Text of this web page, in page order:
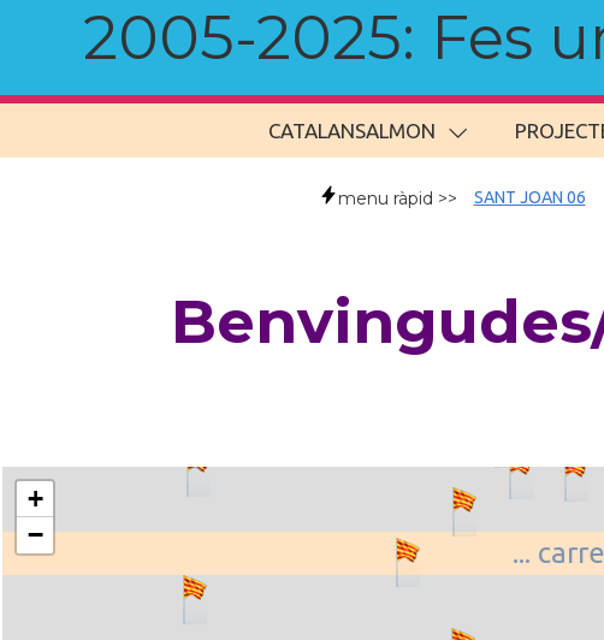
2005-2025: Fes
CATALANSALMON
menu ràpid >> SANT JOAN 06
...
+
−